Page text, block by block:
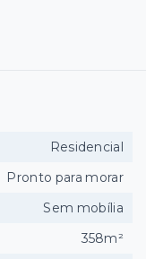
Residencial
Pronto para morar
Sem mobília
358m²